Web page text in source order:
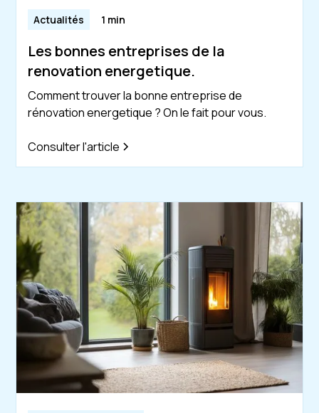
Actualités 1 min
Les bonnes entreprises de la
renovation energetique.
Comment trouver la bonne entreprise de
rénovation energetique ? On le fait pour vous.
Consulter l'article